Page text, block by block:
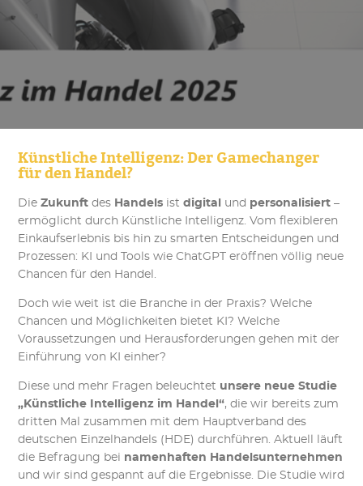
Künstliche Intelligenz: Der Gamechanger
für den Handel?
DieZukunft des Handels istdigital und personalisiert –
ermöglicht durch Künstliche Intelligenz. Vom flexibleren
Einkaufserlebnis bis hin zu smarten Entscheidungen und
Prozessen: KI und Tools wie ChatGPT eröffnen völlig neue
Chancen für den Handel.
Doch wie weit ist die Branche in der Praxis? Welche
Chancen und Möglichkeiten bietet KI? Welche
Voraussetzungen und Herausforderungen gehen mit der
Einführung von KI einher?
Diese und mehr Fragen beleuchtet unsere neue Studie
„Künstliche Intelligenz im Handel“, die wir bereits zum
dritten Mal zusammen mit dem Hauptverband des
deutschen Einzelhandels (HDE) durchführen. Aktuell läuft
die Befragung bei namenhaften Handelsunternehmen
und wir sind gespannt auf die Ergebnisse. Die Studie wird